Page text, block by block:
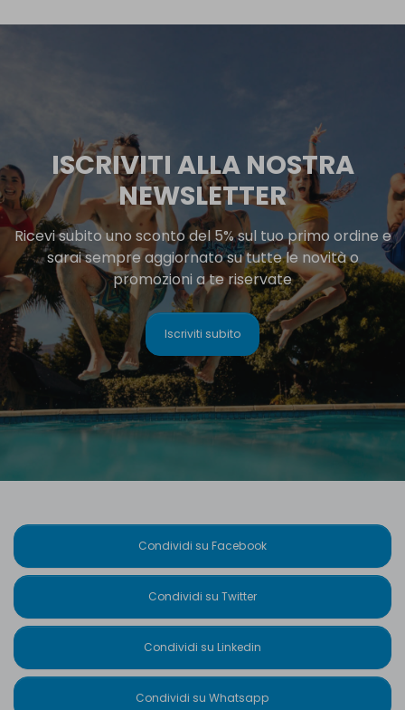
ISCRIVITI ALLA NOSTRA
NEWSLETTER
Ricevi subito uno sconto del 5% sul tuo primo ordine e
sarai sempre aggiornato su tutte le novità o
promozioni a te riservate
Iscriviti subito
Condividi su Facebook
Condividi su Twitter
Condividi su Linkedin
Condividi su Whatsapp